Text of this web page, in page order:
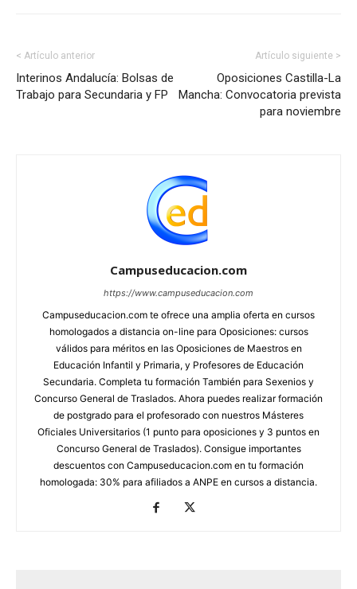
< Artículo anterior
Interinos Andalucía: Bolsas de
Trabajo para Secundaria y FP
Artículo siguiente >
Oposiciones Castilla-La
Mancha: Convocatoria prevista
para noviembre
Campuseducacion.com
https://www.campuseducacion.com
Campuseducacion.com te ofrece una amplia oferta en cursos
homologados a distancia on-line para Oposiciones: cursos
válidos para méritos en las Oposiciones de Maestros en
Educación Infantil y Primaria, y Profesores de Educación
Secundaria. Completa tu formación También para Sexenios y
Concurso General de Traslados. Ahora puedes realizar formación
de postgrado para el profesorado con nuestros Másteres
Oficiales Universitarios (1 punto para oposiciones y 3 puntos en
Concurso General de Traslados). Consigue importantes
descuentos con Campuseducacion.com en tu formación
homologada: 30% para afiliados a ANPE en cursos a distancia.